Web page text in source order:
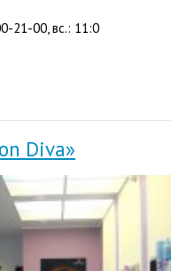
21-00, вс.: 11:0
Diva»